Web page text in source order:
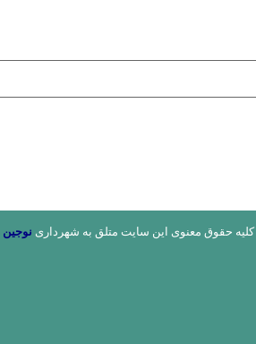
کلیه حقوق معنوی این سایت متلق به شهرداری نوجین